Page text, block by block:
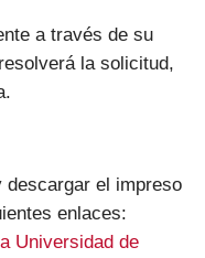
a través de su
la solicitud,
descargar el impreso
enlaces:
Universidad de